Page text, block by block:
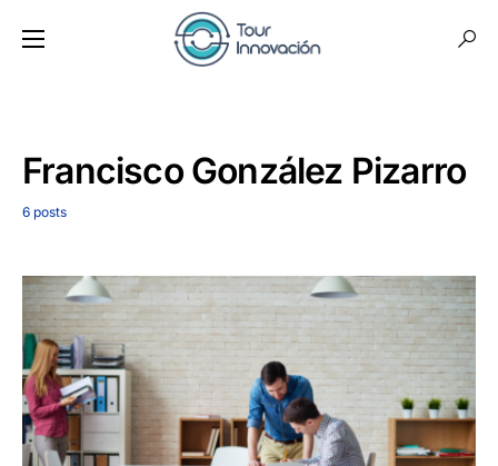
Francisco González Pizarro
6 posts